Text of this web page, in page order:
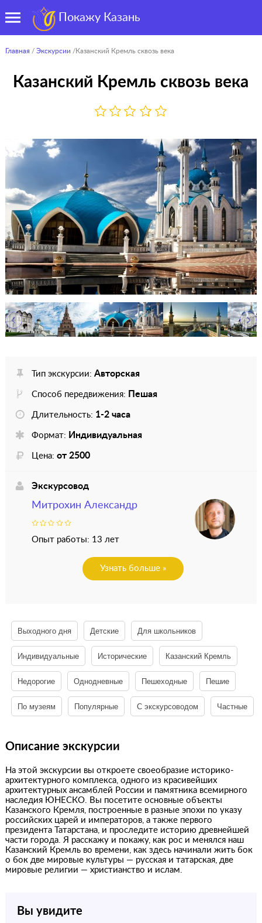
Покажу Казань
Главная / Экскурсии /Казанский Кремль сквозь века
Казанский Кремль сквозь века
Тип экскурсии: Авторская
Способ передвижения: Пешая
Длительность: 1-2 часа
Формат: Индивидуальная
Цена: от 2500
Экскурсовод
Митрохин Александр
Опыт работы: 13 лет
Узнать больше »
Выходного дня Детские Для школьников
Индивидуальные Исторические Казанский Кремль
Недорогие Однодневные Пешеходные Пешие
По музеям Популярные С экскурсоводом Частные
Описание экскурсии
На этой экскурсии вы откроете своеобразие историко-
архитектурного комплекса, одного из красивейших
архитектурных ансамблей России и памятника всемирного
наследия ЮНЕСКО. Вы посетите основные объекты
Казанского Кремля, построенные в разные эпохи по указу
российских царей и императоров, а также первого
президента Татарстана, и проследите историю древнейшей
части города. Я расскажу и покажу, как рос и менялся наш
Казанский Кремль во времени, как здесь начинали жить бок
о бок две мировые культуры — русская и татарская, две
мировые религии — христианство и ислам.
Вы увидите